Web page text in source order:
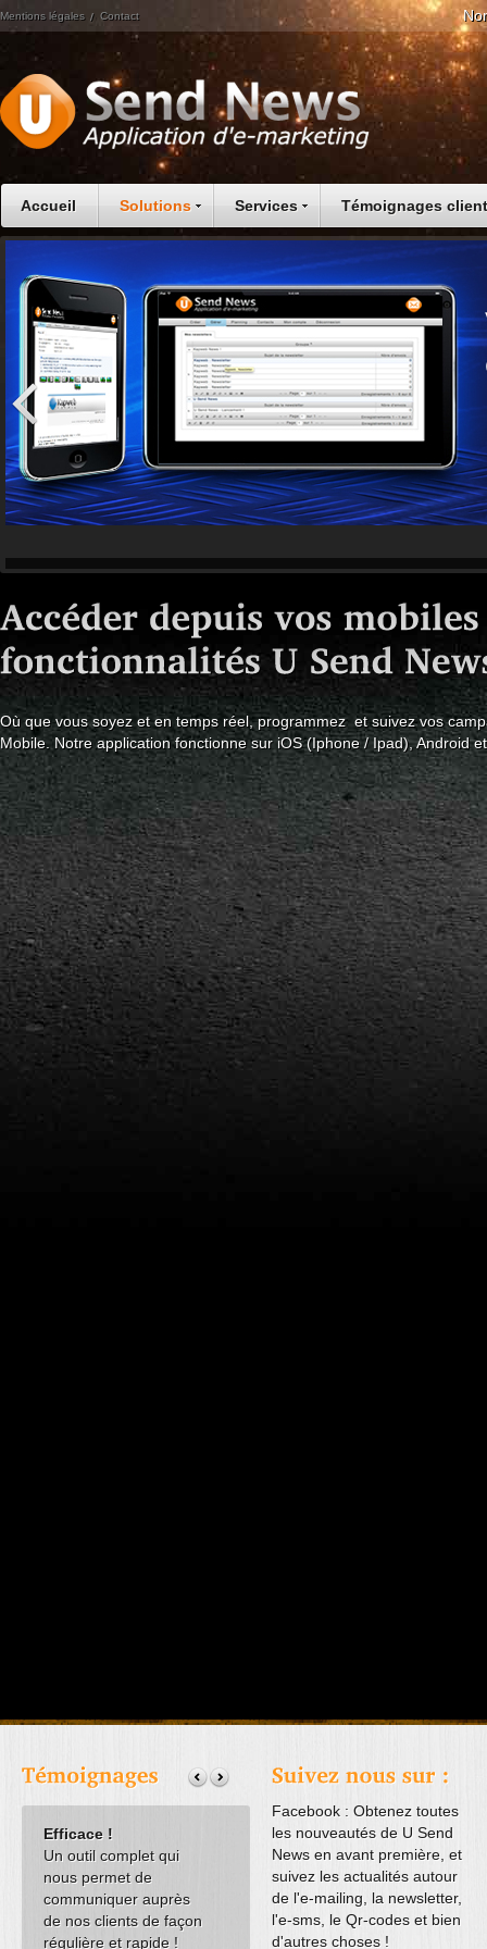
Mentions légales Contact
Accueil Solutions Services Témoignages
Où que vous soyez et en temps réel, programmez et suivez vos
Mobile. Notre application fonctionne sur iOS (Iphone / Ipad), Android
Efficace !
Un outil complet qui
nous permet de
communiquer auprès
de nos clients de façon
régulière et rapide !
Api U Send News
Grâce à l'API U Send
news et l'intégration du
module de rattrapage
dans notre site Internet
Application
formulaire très
pratique !
Nous avions une
problèmatique
de
Facebook : Obtenez toutes
les nouveautés de U Send
News en avant première, et
suivez les actualités autour
de l'e-mailing, la newsletter,
l'e-sms, le Qr-codes et bien
d'autres choses !